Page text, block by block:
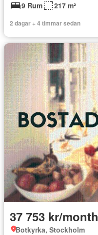
9 Rum
217 m²
2 dagar + 4 timmar sedan
37 753 kr/month
Botkyrka, Stockholm